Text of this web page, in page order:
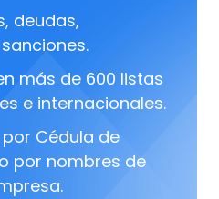
deudas,
más de 600 listas
e internacionales.
Cédula de
por nombres de